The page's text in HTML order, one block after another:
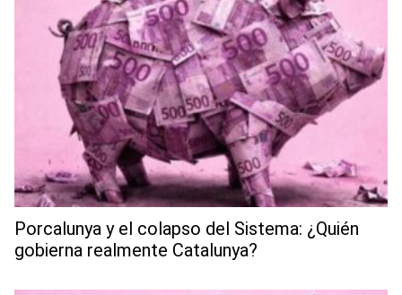
Porcalunya y el colapso del Sistema: ¿Quién
gobierna realmente Catalunya?